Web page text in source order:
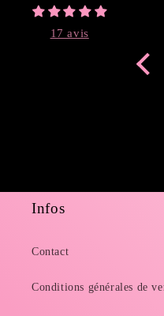
17 avis
Infos
Contact
Conditions générales de